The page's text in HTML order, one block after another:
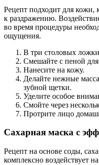
Рецепт подходит для кожи,
к раздражению.
во время процедуры
ощущения.
В три столовых ложки
Смешайте с пеной для
Нанесите на кожу.
Делайте нежные
зубной щетки.
Уделите особое
Смойте через
Протрите лицо
Сахарная маска с
Рецепт на основе соды,
комплексно воздействует